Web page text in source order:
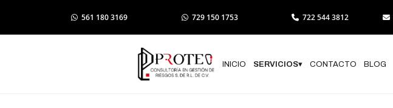
561 180 3169 729 150 1753 722 544 3812
INICIO SERVICIOS▾ CONTACTO BLOG